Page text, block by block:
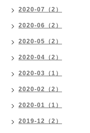
2020-07（2）
2020-06（2）
2020-05（2）
2020-04（2）
2020-03（1）
2020-02（2）
2020-01（1）
2019-12（2）